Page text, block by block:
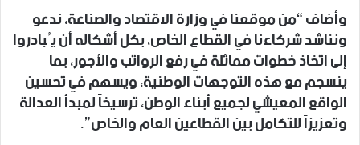
وأضاف “من موقعنا في وزارة الاقتصاد والصناعة، ندعو
ونناشد شركاءنا في القطاع الخاص، بكل أشكاله أن يُبادروا
إلى اتخاذ خطوات مماثلة في رفع الرواتب والأجور، بما
ينسجم مع هذه التوجهات الوطنية، ويسهم في تحسين
الواقع المعيشي لجميع أبناء الوطن، ترسيخاً لمبدأ العدالة
وتعزيزاً للتكامل بين القطاعين العام والخاص”.